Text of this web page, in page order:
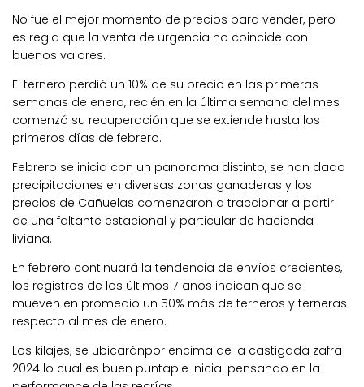
No fue el mejor momento de precios para vender, pero
es regla que la venta de urgencia no coincide con
buenos valores.
El ternero perdió un 10% de su precio en las primeras
semanas de enero, recién en la última semana del mes
comenzó su recuperación que se extiende hasta los
primeros días de febrero.
Febrero se inicia con un panorama distinto, se han dado
precipitaciones en diversas zonas ganaderas y los
precios de Cañuelas comenzaron a traccionar a partir
de una faltante estacional y particular de hacienda
liviana.
En febrero continuará la tendencia de envíos crecientes,
los registros de los últimos 7 años indican que se
mueven en promedio un 50% más de terneros y terneras
respecto al mes de enero.
Los kilajes, se ubicaránpor encima de la castigada zafra
2024 lo cual es buen puntapie inicial pensando en la